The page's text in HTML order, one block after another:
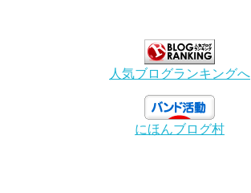
人気ブログランキングへ
にほんブログ村